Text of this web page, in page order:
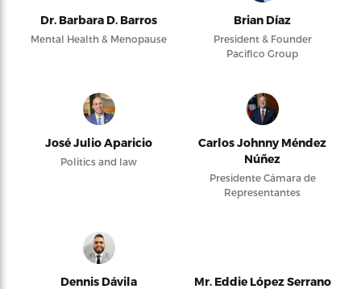
Dr. Barbara D. Barros
Mental Health & Menopause
Brian Díaz
President & Founder
Pacifico Group
José Julio Aparicio
Politics and law
Carlos Johnny Méndez
Núñez
Presidente Cámara de
Representantes
Dennis Dávila Mr. Eddie López Serrano